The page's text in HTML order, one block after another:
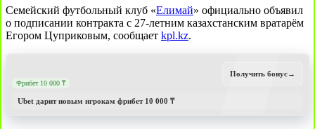
Семейский футбольный клуб «Елимай» официально объявил
о подписании контракта с 27-летним казахстанским вратарём
Егором Цуприковым, сообщает kpl.kz.
Фрибет 10 000 ₸
Ubet дарит новым игрокам фрибет 10 000 ₸
Получить бонус→